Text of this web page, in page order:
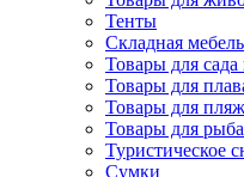
Тенты
Складная мебель
Товары для сада
Товары для
Товары для
Товары для
Туристическое
Сумки